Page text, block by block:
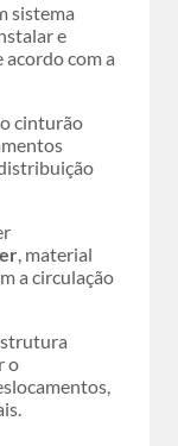
sistema
e
com a
cinturão
, material
a circulação
o